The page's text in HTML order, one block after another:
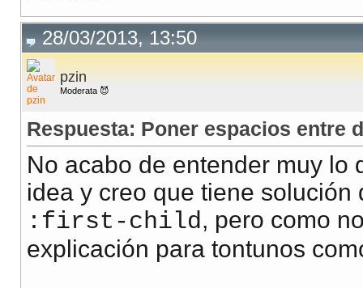
28/03/2013, 13:50
pzin
Moderata 😈
Respuesta: Poner espacios entre
No acabo de entender muy lo
idea y creo que tiene
:first-child, pero como
explicación para tontunos